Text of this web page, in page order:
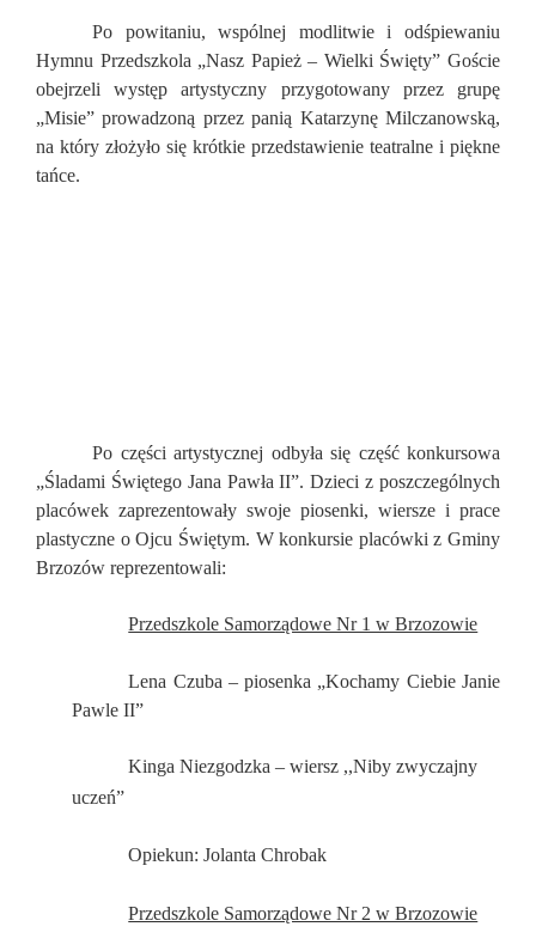
Po powitaniu, wspólnej modlitwie i odśpiewaniu
Hymnu Przedszkola „Nasz Papież – Wielki Święty” Goście
obejrzeli występ artystyczny przygotowany przez grupę
„Misie” prowadzoną przez panią Katarzynę Milczanowską,
na który złożyło się krótkie przedstawienie teatralne i piękne
tańce.
Po części artystycznej odbyła się część konkursowa
„Śladami Świętego Jana Pawła II”. Dzieci z poszczególnych
placówek zaprezentowały swoje piosenki, wiersze i prace
plastyczne o Ojcu Świętym. W konkursie placówki z Gminy
Brzozów reprezentowali:
Przedszkole Samorządowe Nr 1 w Brzozowie
Lena Czuba – piosenka „Kochamy Ciebie Janie
Pawle II”
Kinga Niezgodzka – wiersz ,,Niby zwyczajny
uczeń”
Opiekun: Jolanta Chrobak
Przedszkole Samorządowe Nr 2 w Brzozowie